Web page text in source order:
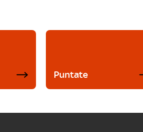
Puntate